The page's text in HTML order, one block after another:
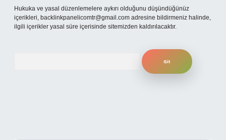
Hukuka ve yasal düzenlemelere aykırı olduğunu düşündüğünüz
içerikleri, backlinkpanelicomtr@gmail.com adresine bildirmeniz halinde,
ilgili içerikler yasal süre içerisinde sitemizden kaldırılacaktır.